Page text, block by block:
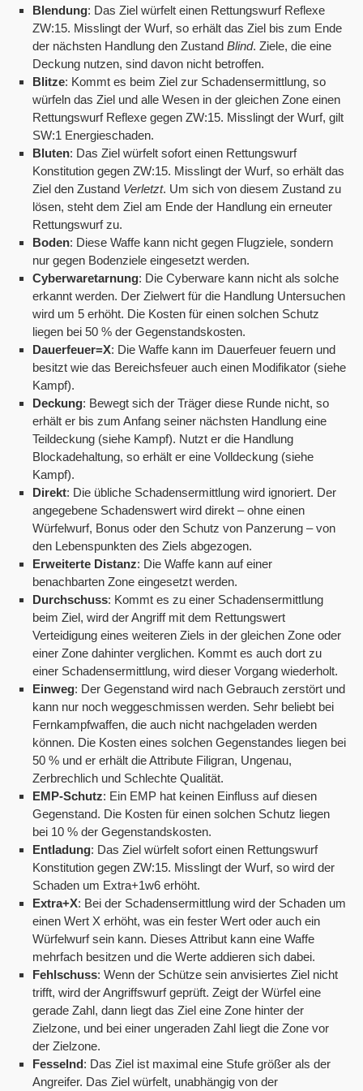
Blendung: Das Ziel würfelt einen Rettungswurf Reflexe
ZW:15. Misslingt der Wurf, so erhält das Ziel bis zum Ende
der nächsten Handlung den Zustand Blind. Ziele, die eine
Deckung nutzen, sind davon nicht betroffen.
Blitze: Kommt es beim Ziel zur Schadensermittlung, so
würfeln das Ziel und alle Wesen in der gleichen Zone einen
Rettungswurf Reflexe gegen ZW:15. Misslingt der Wurf, gilt
SW:1 Energieschaden.
Bluten: Das Ziel würfelt sofort einen Rettungswurf
Konstitution gegen ZW:15. Misslingt der Wurf, so erhält das
Ziel den Zustand Verletzt. Um sich von diesem Zustand zu
lösen, steht dem Ziel am Ende der Handlung ein erneuter
Rettungswurf zu.
Boden: Diese Waffe kann nicht gegen Flugziele, sondern
nur gegen Bodenziele eingesetzt werden.
Cyberwaretarnung: Die Cyberware kann nicht als solche
erkannt werden. Der Zielwert für die Handlung Untersuchen
wird um 5 erhöht. Die Kosten für einen solchen Schutz
liegen bei 50 % der Gegenstandskosten.
Dauerfeuer=X: Die Waffe kann im Dauerfeuer feuern und
besitzt wie das Bereichsfeuer auch einen Modifikator (siehe
Kampf).
Deckung: Bewegt sich der Träger diese Runde nicht, so
erhält er bis zum Anfang seiner nächsten Handlung eine
Teildeckung (siehe Kampf). Nutzt er die Handlung
Blockadehaltung, so erhält er eine Volldeckung (siehe
Kampf).
Direkt: Die übliche Schadensermittlung wird ignoriert. Der
angegebene Schadenswert wird direkt – ohne einen
Würfelwurf, Bonus oder den Schutz von Panzerung – von
den Lebenspunkten des Ziels abgezogen.
Erweiterte Distanz: Die Waffe kann auf einer
benachbarten Zone eingesetzt werden.
Durchschuss: Kommt es zu einer Schadensermittlung
beim Ziel, wird der Angriff mit dem Rettungswert
Verteidigung eines weiteren Ziels in der gleichen Zone oder
einer Zone dahinter verglichen. Kommt es auch dort zu
einer Schadensermittlung, wird dieser Vorgang wiederholt.
Einweg: Der Gegenstand wird nach Gebrauch zerstört und
kann nur noch weggeschmissen werden. Sehr beliebt bei
Fernkampfwaffen, die auch nicht nachgeladen werden
können. Die Kosten eines solchen Gegenstandes liegen bei
50 % und er erhält die Attribute Filigran, Ungenau,
Zerbrechlich und Schlechte Qualität.
EMP-Schutz: Ein EMP hat keinen Einfluss auf diesen
Gegenstand. Die Kosten für einen solchen Schutz liegen
bei 10 % der Gegenstandskosten.
Entladung: Das Ziel würfelt sofort einen Rettungswurf
Konstitution gegen ZW:15. Misslingt der Wurf, so wird der
Schaden um Extra+1w6 erhöht.
Extra+X: Bei der Schadensermittlung wird der Schaden um
einen Wert X erhöht, was ein fester Wert oder auch ein
Würfelwurf sein kann. Dieses Attribut kann eine Waffe
mehrfach besitzen und die Werte addieren sich dabei.
Fehlschuss: Wenn der Schütze sein anvisiertes Ziel nicht
trifft, wird der Angriffswurf geprüft. Zeigt der Würfel eine
gerade Zahl, dann liegt das Ziel eine Zone hinter der
Zielzone, und bei einer ungeraden Zahl liegt die Zone vor
der Zielzone.
Fesselnd: Das Ziel ist maximal eine Stufe größer als der
Angreifer. Das Ziel würfelt, unabhängig von der